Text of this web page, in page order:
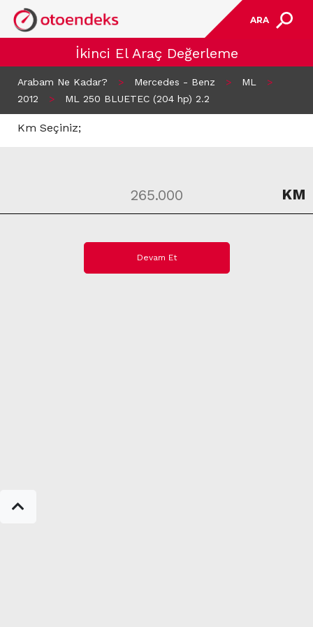
ARA
İkinci El Araç Değerleme
Arabam Ne Kadar? > Mercedes - Benz > ML
>
2012
> ML 250 BLUETEC (204 hp) 2.2
Km Seçiniz;
KM
Devam Et